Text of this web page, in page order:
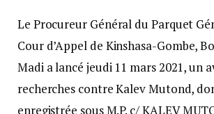
Le Procureur Général du Parquet
Cour d’Appel de Kinshasa-Gombe,
Madi a lancé jeudi 11 mars 2021, un
recherches contre Kalev Mutond,
enregistrée sous M.P. c/ KALEV